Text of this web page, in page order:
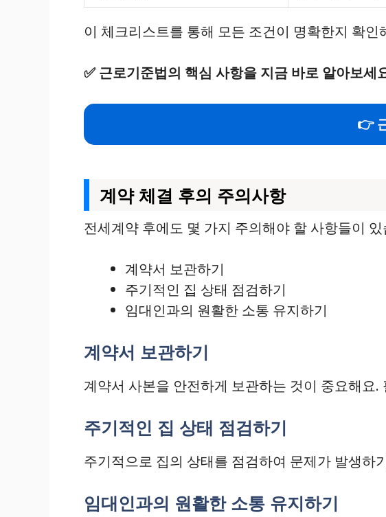
이 체크리스트를 통해 모든 조건이 명확한지 확인
✅ 근로기준법의 핵심 사항을 지금 바로 알아보세
👉
계약 체결 후의 주의사항
전세계약 후에도 몇 가지 주의해야 할 사항들이
계약서 보관하기
주기적인 집 상태 점검하기
임대인과의 원활한 소통 유지하기
계약서 보관하기
계약서 사본을 안전하게 보관하는 것이 중요해요
주기적인 집 상태 점검하기
주기적으로 집의 상태를 점검하여 문제가 발생하
임대인과의 원활한 소통 유지하기